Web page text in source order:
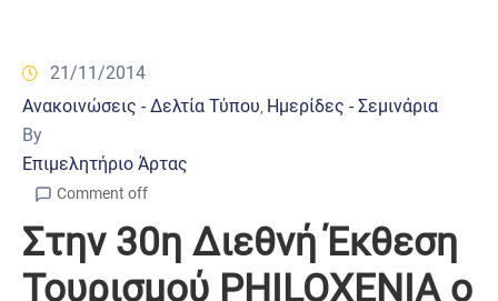
21/11/2014
Ανακοινώσεις - Δελτία Τύπου‚ Ημερίδες - Σεμινάρια
By
Επιμελητήριο Άρτας
Comment off
Στην 30η Διεθνή Έκθεση
Τουρισμού PHILOXENIA ο